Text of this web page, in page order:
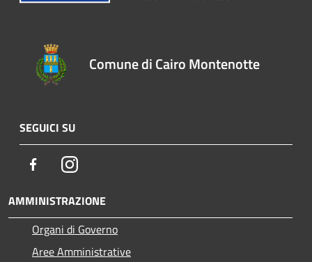
Comune di Cairo Montenotte
SEGUICI SU
FacebookInstagram
AMMINISTRAZIONE
Organi di Governo
Aree Amministrative